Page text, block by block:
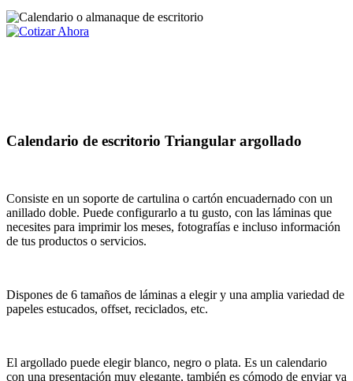
Calendario de escritorio Triangular argollado
Consiste en un soporte de cartulina o cartón encuadernado con un
anillado doble. Puede configurarlo a tu gusto, con las láminas que
necesites para imprimir los meses, fotografías e incluso información
de tus productos o servicios.
Dispones de 6 tamaños de láminas a elegir y una amplia variedad de
papeles estucados, offset, reciclados, etc.
El argollado puede elegir blanco, negro o plata. Es un calendario
con una presentación muy elegante, también es cómodo de enviar ya